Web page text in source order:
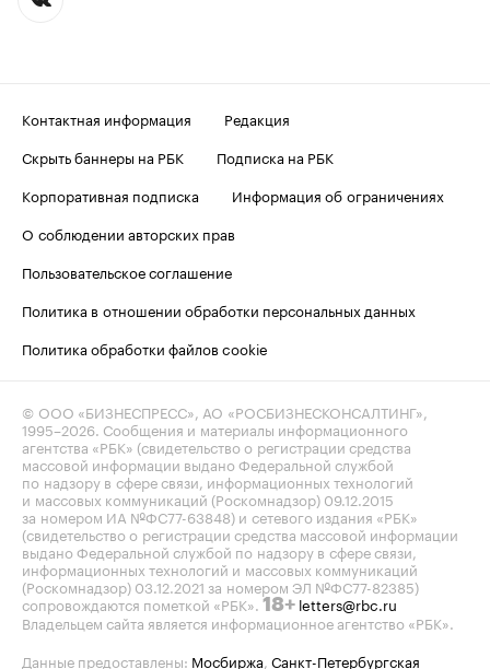
Контактная информация
Редакция
Скрыть баннеры на РБК
Подписка на РБК
Корпоративная подписка
Информация об ограничениях
О соблюдении авторских прав
Пользовательское соглашение
Политика в отношении обработки персональных данных
Политика обработки файлов cookie
© ООО «БИЗНЕСПРЕСС», АО «РОСБИЗНЕСКОНСАЛТИНГ»,
1995–2026. Сообщения и материалы информационного
агентства «РБК» (свидетельство о регистрации средства
массовой информации выдано Федеральной службой
по надзору в сфере связи, информационных технологий
и массовых коммуникаций (Роскомнадзор) 09.12.2015
за номером ИА №ФС77-63848) и сетевого издания «РБК»
(свидетельство о регистрации средства массовой информации
выдано Федеральной службой по надзору в сфере связи,
информационных технологий и массовых коммуникаций
(Роскомнадзор) 03.12.2021 за номером ЭЛ №ФС77-82385)
сопровождаются пометкой «РБК». 18+ letters@rbc.ru
Владельцем сайта является информационное агентство «РБК».
Данные предоставлены: Мосбиржа, Санкт-Петербургская